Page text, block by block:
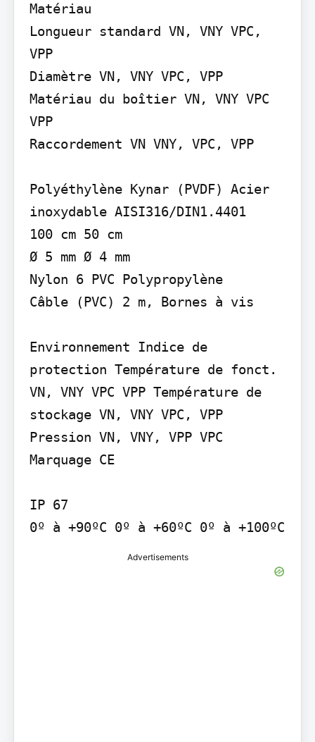
Matériau
Longueur standard VN, VNY VPC,
VPP
Diamètre VN, VNY VPC, VPP
Matériau du boîtier VN, VNY VPC
VPP
Raccordement VN VNY, VPC, VPP
Polyéthylène Kynar (PVDF) Acier
inoxydable AISI316/DIN1.4401
100 cm 50 cm
Ø 5 mm Ø 4 mm
Nylon 6 PVC Polypropylène
Câble (PVC) 2 m, Bornes à vis
Environnement Indice de
protection Température de fonct.
VN, VNY VPC VPP Température de
stockage VN, VNY VPC, VPP
Pression VN, VNY, VPP VPC
Marquage CE
IP 67
0º à +90ºC 0º à +60ºC 0º à +100ºC
Advertisements